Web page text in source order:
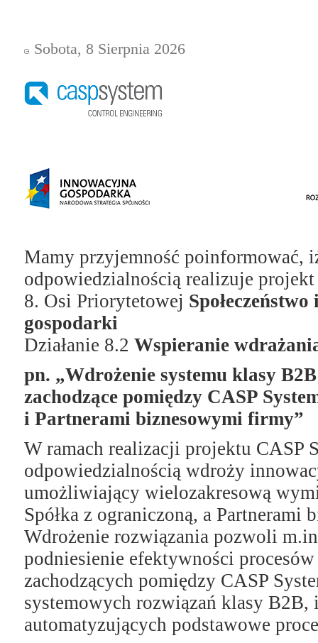
Sobota, 8 Sierpnia 2026
Mamy przyjemność poinformować,
odpowiedzialnością realizuje projekt
8. Osi Priorytetowej
gospodarki
Działanie 8.2 Wspieranie
pn. „Wdrożenie systemu klasy
zachodzące pomiędzy CASP
i Partnerami biznesowymi firmy”
W ramach realizacji projektu CASP
odpowiedzialnością wdroży
umożliwiający wielozakresową
Spółka z ograniczoną, a Partnerami
Wdrożenie rozwiązania pozwoli
podniesienie efektywności
zachodzących pomiędzy CASP
systemowych rozwiązań klasy B2B,
automatyzujących podstawowe